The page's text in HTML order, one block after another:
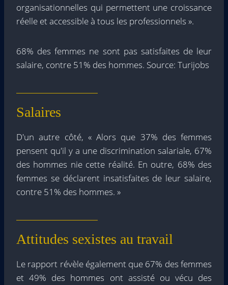
organisationnelles qui permettent une croissance
réelle et accessible à tous les professionnels ».
68% des femmes ne sont pas satisfaites de leur
salaire, contre 51% des hommes. Source: Turijobs
Salaires
D'un autre côté, « Alors que 37% des femmes
pensent qu'il y a une discrimination salariale, 67%
des hommes nie cette réalité. En outre, 68% des
femmes se déclarent insatisfaites de leur salaire,
contre 51% des hommes. »
Attitudes sexistes au travail
Le rapport révèle également que 67% des femmes
et 49% des hommes ont assisté ou vécu des